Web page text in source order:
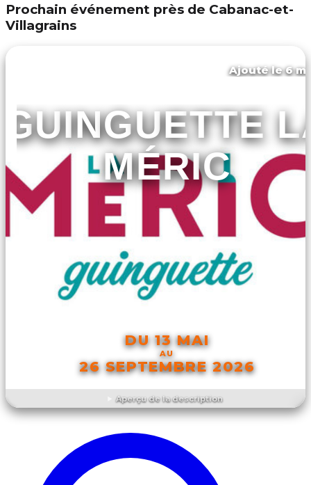
Prochain événement près de Cabanac-et-
Villagrains
Aperçu de la description
Ajouté le 6
GUINGUETTE
MÉRIC
DU 13 MAI
AU
26 SEPTEMBRE 2026
DÉCOUVRIR L'ÉVÉNEMENT